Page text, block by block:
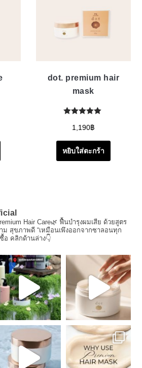
dot. premium hair
mask
1,190฿
หยิบใส่ตะกร้า
Hair Care🌿 ฟื้นบำรุงผมเสีย ด้วยสูตร
าม สุขภาพดี“เหมือนเพึงออกจากซาลอนทุก
อ คลิกด้านล่าง👇